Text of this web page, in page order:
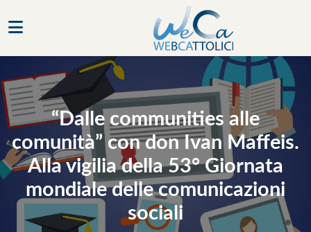
“Dalle communities alle
comunità” con don Ivan Maffeis.
Alla vigilia della 53° Giornata
mondiale delle comunicazioni
sociali